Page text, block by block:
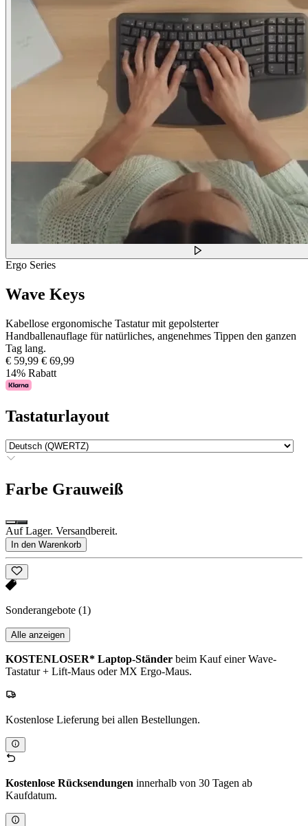
Ergo Series
Wave Keys
Kabellose ergonomische Tastatur mit gepolsterter
Handballenauflage für natürliches, angenehmes Tippen den ganzen
Tag lang.
€ 59,99 € 69,99
14% Rabatt
Tastaturlayout
Farbe Grauweiß
Auf Lager. Versandbereit.
In den Warenkorb
Sonderangebote (1)
Alle anzeigen
KOSTENLOSER* Laptop-Ständer beim Kauf einer Wave-
Tastatur + Lift-Maus oder MX Ergo-Maus.
Kostenlose Lieferung bei allen Bestellungen.
Kostenlose Rücksendungen innerhalb von 30 Tagen ab
Kaufdatum.